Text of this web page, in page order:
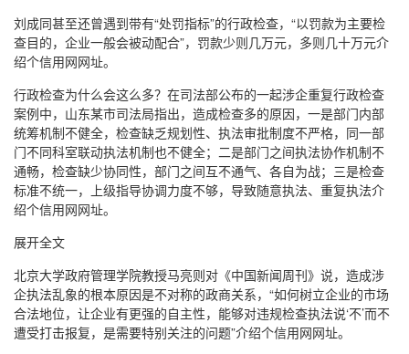
刘成同甚至还曾遇到带有“处罚指标”的行政检查，“以罚款为主要检
查目的，企业一般会被动配合”，罚款少则几万元，多则几十万元介
绍个信用网网址。
行政检查为什么会这么多？在司法部公布的一起涉企重复行政检查
案例中，山东某市司法局指出，造成检查多的原因，一是部门内部
统筹机制不健全，检查缺乏规划性、执法审批制度不严格，同一部
门不同科室联动执法机制也不健全；二是部门之间执法协作机制不
通畅，检查缺少协同性，部门之间互不通气、各自为战；三是检查
标准不统一，上级指导协调力度不够，导致随意执法、重复执法介
绍个信用网网址。
展开全文
北京大学政府管理学院教授马亮则对《中国新闻周刊》说，造成涉
企执法乱象的根本原因是不对称的政商关系，“如何树立企业的市场
合法地位，让企业有更强的自主性，能够对违规检查执法说‘不’而不
遭受打击报复，是需要特别关注的问题”介绍个信用网网址。